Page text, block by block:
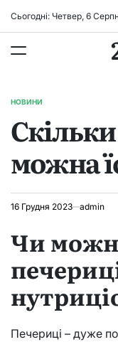
Сьогодні: Четвер, 6
ОПУБЛІКУВАТИ
НОВИНИ
можна
16 Грудня 2023 admin
Чи
Печериці – дуже